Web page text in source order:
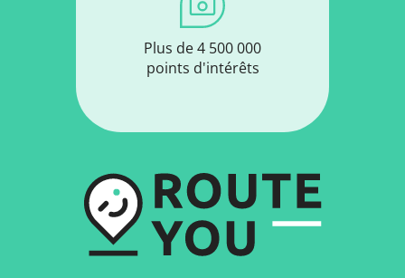
Plus de 4 500 000
points d'intérêts